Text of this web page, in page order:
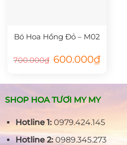
Bó Hoa Hồng Đỏ – M02
700.000₫ Giá
gốc
600.000₫Giá
SHOP HOA TƯƠI MY MY
Hotline 1:0979.424.145
Hotline 2:0989.345.273